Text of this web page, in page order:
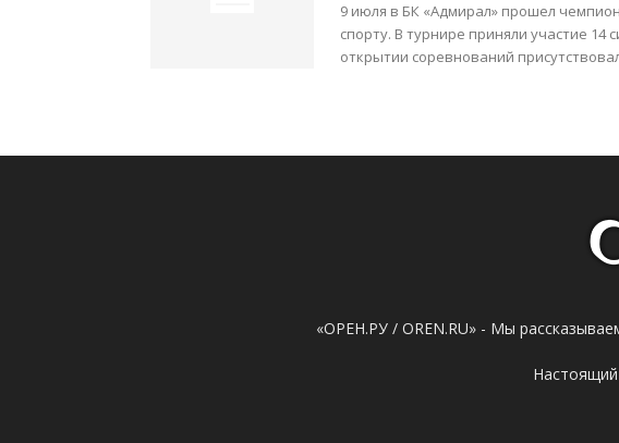
9 июля в БК «Адмирал» прошел
спорту. В турнире приняли участие
открытии соревнований
«ОРЕН.РУ / OREN.RU» - Мы